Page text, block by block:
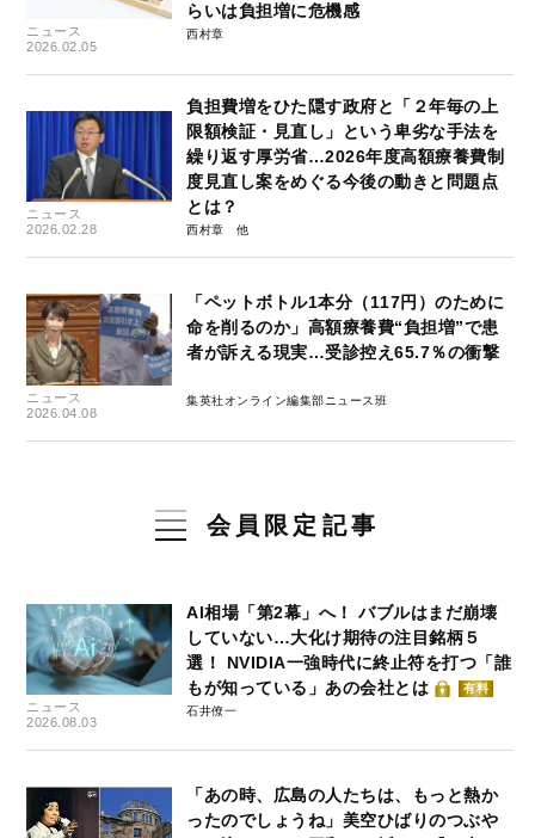
ニュース
2026.02.05
らいは負担増に危機感
西村章
ニュース
2026.02.28
負担費増をひた隠す政府と「２年毎の上
限額検証・見直し」という卑劣な手法を
繰り返す厚労省…2026年度高額療養費制
度見直し案をめぐる今後の動きと問題点
とは？
西村章
ニュース
2026.04.08
「ペットボトル1本分（117円）のために
命を削るのか」高額療養費“負担増”で患
者が訴える現実…受診控え65.7％の衝撃
集英社オンライン編集部ニュース班
会員限定記事
ニュース
2026.08.03
AI相場「第2幕」へ！ バブルはまだ崩壊
していない…大化け期待の注目銘柄５
選！ NVIDIA一強時代に終止符を打つ「誰
もが知っている」あの会社とは
有料
石井僚一
「あの時、広島の人たちは、もっと熱か
ったのでしょうね」美空ひばりのつぶや